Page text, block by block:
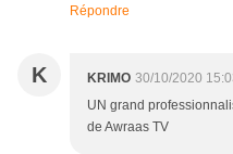
Répondre
K KRIMO 30/10/2020
UN grand
de Awraas TV